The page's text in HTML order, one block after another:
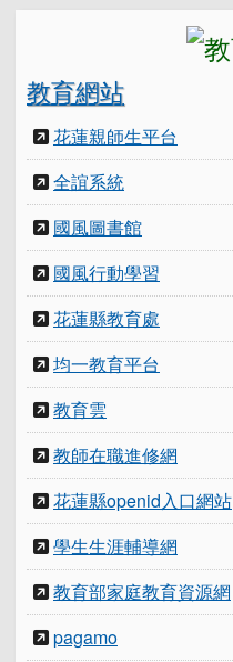
教育網站
花蓮親師生平台
全誼系統
國風圖書館
國風行動學習
花蓮縣教育處
均一教育平台
教育雲
教師在職進修網
花蓮縣openid入口網站
學生生涯輔導網
教育部家庭教育資源網
pagamo